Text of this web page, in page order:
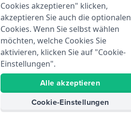
Silber
Edelstahl
Cookies akzeptieren" klicken,
akzeptieren Sie auch die optionalen
Cookies. Wenn Sie selbst wählen
möchten, welche Cookies Sie
aktivieren, klicken Sie auf "Cookie-
Einstellungen".
Alle akzeptieren
Cookie-Einstellungen